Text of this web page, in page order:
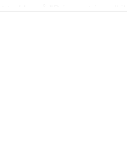
på en scanning af